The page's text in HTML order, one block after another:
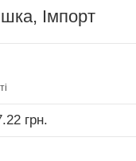
Імпорт
грн.